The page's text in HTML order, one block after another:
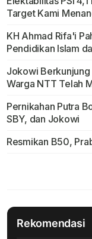
Target Kami
KH Ahmad Rifa'i
Pendidikan Islam
Jokowi Berkunjung
Warga NTT Telah
Pernikahan Putra
SBY, dan Jokowi
Resmikan B50,
Rekomendasi